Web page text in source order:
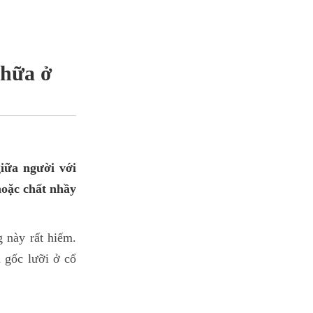
ở
người với
chất nhầy
này rất hiếm.
gốc lưỡi ở cổ